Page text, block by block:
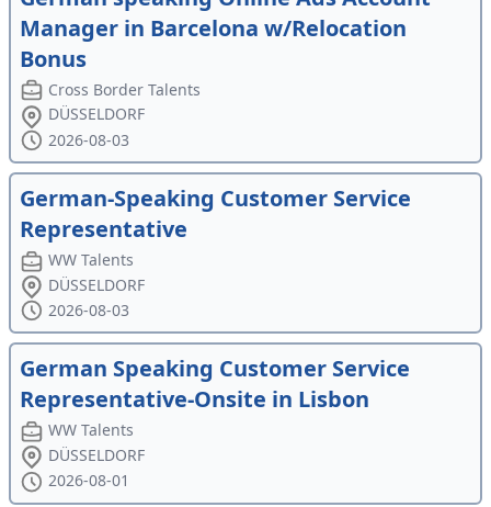
Manager in Barcelona w/Relocation
Bonus
Cross Border Talents
DÜSSELDORF
2026-08-03
German-Speaking Customer Service
Representative
WW Talents
DÜSSELDORF
2026-08-03
German Speaking Customer Service
Representative-Onsite in Lisbon
WW Talents
DÜSSELDORF
2026-08-01